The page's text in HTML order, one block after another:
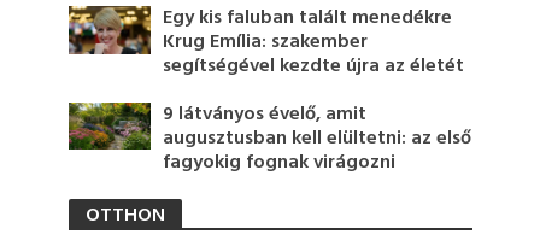
Egy kis faluban talált menedékre
Krug Emília: szakember
segítségével kezdte újra az életét
9 látványos évelő, amit
augusztusban kell elültetni: az első
fagyokig fognak virágozni
OTTHON